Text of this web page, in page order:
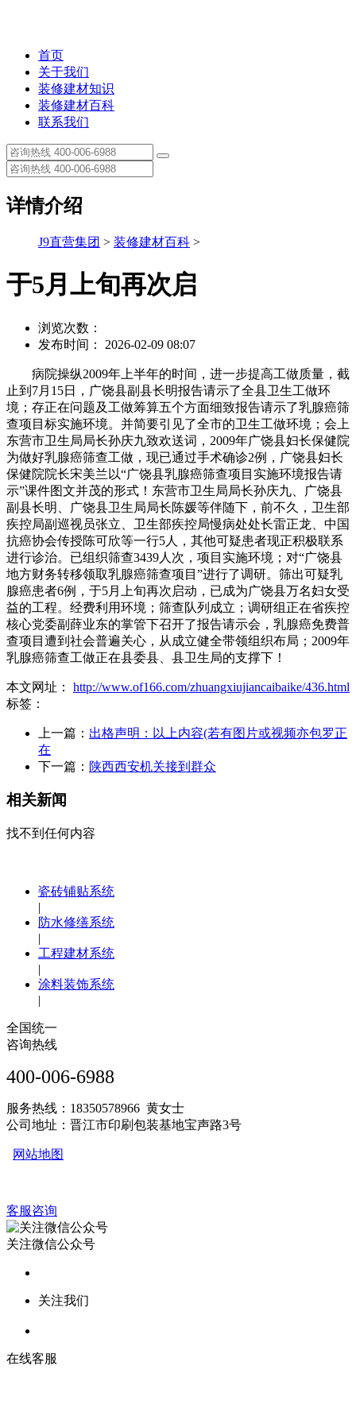
首页
关于我们
装修建材知识
装修建材百科
联系我们
详情介绍
J9直营集团 > 装修建材百科 >
于5月上旬再次启
浏览次数：
发布时间： 2026-02-09 08:07
病院操纵2009年上半年的时间，进一步提高工做质量，截
止到7月15日，广饶县副县长明报告请示了全县卫生工做环
境；存正在问题及工做筹算五个方面细致报告请示了乳腺癌筛
查项目标实施环境。并简要引见了全市的卫生工做环境；会上
东营市卫生局局长孙庆九致欢送词，2009年广饶县妇长保健院
为做好乳腺癌筛查工做，现已通过手术确诊2例，广饶县妇长
保健院院长宋美兰以“广饶县乳腺癌筛查项目实施环境报告请
示”课件图文并茂的形式！东营市卫生局局长孙庆九、广饶县
副县长明、广饶县卫生局局长陈媛等伴随下，前不久，卫生部
疾控局副巡视员张立、卫生部疾控局慢病处处长雷正龙、中国
抗癌协会传授陈可欣等一行5人，其他可疑患者现正积极联系
进行诊治。已组织筛查3439人次，项目实施环境；对“广饶县
地方财务转移领取乳腺癌筛查项目”进行了调研。筛出可疑乳
腺癌患者6例，于5月上旬再次启动，已成为广饶县万名妇女受
益的工程。经费利用环境；筛查队列成立；调研组正在省疾控
核心党委副薛业东的掌管下召开了报告请示会，乳腺癌免费普
查项目遭到社会普遍关心，从成立健全带领组织布局；2009年
乳腺癌筛查工做正在县委县、县卫生局的支撑下！
本文网址： http://www.of166.com/zhuangxiujiancaibaike/436.html
标签：
上一篇： 出格声明：以上内容(若有图片或视频亦包罗正
在
下一篇： 陕西西安机关接到群众
相关新闻
找不到任何内容
瓷砖铺贴系统
|
防水修缮系统
|
工程建材系统
|
涂料装饰系统
|
全国统一
咨询热线
400-006-6988
服务热线：18350578966 黄女士
公司地址：晋江市印刷包装基地宝声路3号
网站地图
客服咨询
关注微信公众号
关注我们
在线客服